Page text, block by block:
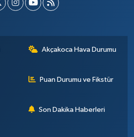
Akçakoca Hava Durumu
Puan Durumu ve Fikstür
Son Dakika Haberleri